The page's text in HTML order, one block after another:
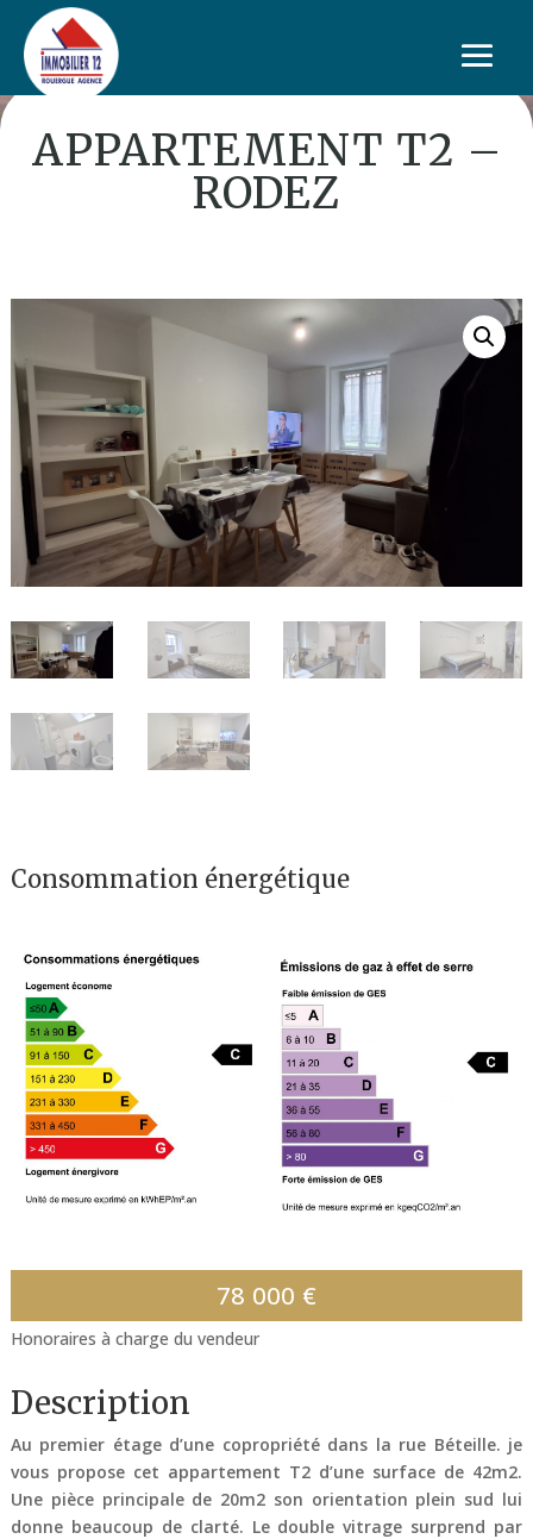
APPARTEMENT T2 –
RODEZ
Consommation énergétique
78 000 €
Honoraires à charge du vendeur
Description
Au premier étage d’une copropriété dans la rue Béteille. je
vous propose cet appartement T2 d’une surface de 42m2.
Une pièce principale de 20m2 son orientation plein sud lui
donne beaucoup de clarté. Le double vitrage surprend par